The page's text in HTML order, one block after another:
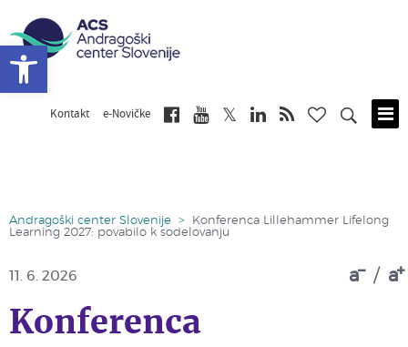
Kontakt e-Novičke
Andragoški center Slovenije >
Konferenca Lillehammer Lifelong
Learning 2027: povabilo k sodelovanju
a / a
11. 6. 2026
Konferenca
Open toolbar